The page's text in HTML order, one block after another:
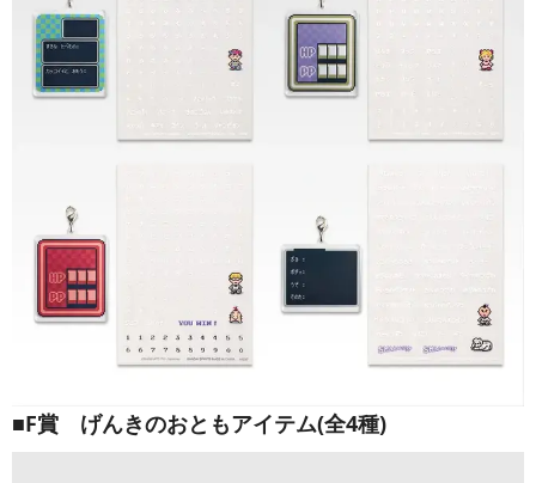
■F賞 げんきのおともアイテム(全4種)